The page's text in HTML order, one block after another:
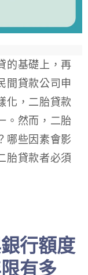
的基礎上，再
間貸款公司申
化，二胎貸款
。然而，二胎
哪些因素會影
胎貸款者必須
行額度
有多